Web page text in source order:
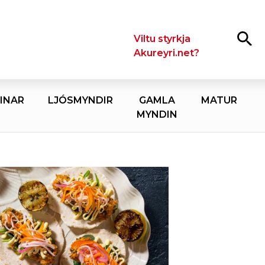
LeitaViltu styrkja
Akureyri.net?
LJÓSMYNDIR
GAMLA
MYNDIN
MATUR